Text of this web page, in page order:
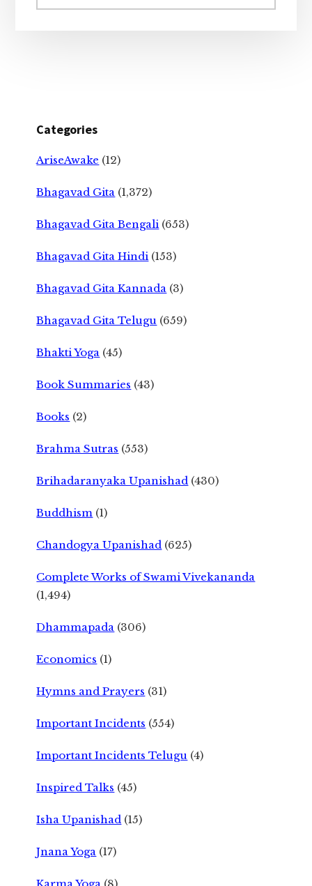
website
Categories
AriseAwake (12)
Bhagavad Gita (1,372)
Bhagavad Gita Bengali (653)
Bhagavad Gita Hindi (153)
Bhagavad Gita Kannada (3)
Bhagavad Gita Telugu (659)
Bhakti Yoga (45)
Book Summaries (43)
Books (2)
Brahma Sutras (553)
Brihadaranyaka Upanishad (430)
Buddhism (1)
Chandogya Upanishad (625)
Complete Works of Swami Vivekananda
(1,494)
Dhammapada (306)
Economics (1)
Hymns and Prayers (31)
Important Incidents (554)
Important Incidents Telugu (4)
Inspired Talks (45)
Isha Upanishad (15)
Jnana Yoga (17)
Karma Yoga (8)